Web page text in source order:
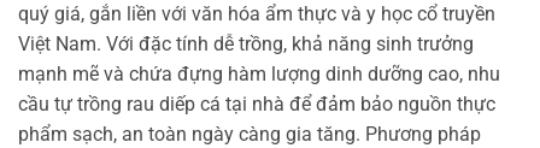
quý giá, gắn liền với văn hóa ẩm thực và y học cổ truyền
Việt Nam. Với đặc tính dễ trồng, khả năng sinh trưởng
mạnh mẽ và chứa đựng hàm lượng dinh dưỡng cao, nhu
cầu tự trồng rau diếp cá tại nhà để đảm bảo nguồn thực
phẩm sạch, an toàn ngày càng gia tăng. Phương pháp